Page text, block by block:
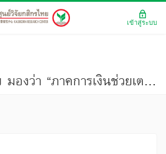
ศูนย์วิจัยกสิกรไทย มองว่า “ภาคการเงินช่วยเตรียมพร้อมให้การใช้ชีวิตวัย Silver Age มั่นคงมากขึ้นได้”
เข้าสู่ระบบ